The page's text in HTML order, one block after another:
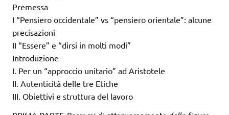
Premessa
I “Pensiero occidentale” vs “pensiero orientale”: alcune
precisazioni
II “Essere” e “dirsi in molti modi”
Introduzione
I. Per un “approccio unitario” ad Aristotele
II. Autenticità delle tre Etiche
III. Obiettivi e struttura del lavoro